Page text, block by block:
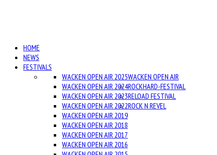
HOME
NEWS
FESTIVALS
WACKEN OPEN AIR
WACKEN OPEN AIR 2025
WACKEN OPEN AIR 2024
WACKEN OPEN AIR 2023
WACKEN OPEN AIR 2022
WACKEN OPEN AIR 2019
WACKEN OPEN AIR 2018
WACKEN OPEN AIR 2017
WACKEN OPEN AIR 2016
ROCKHARD-FESTIVAL
RELOAD FESTIVAL
ROCK N REVEL